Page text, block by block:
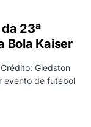
23ª
Bola Kaiser
Gledston
evento de futebol